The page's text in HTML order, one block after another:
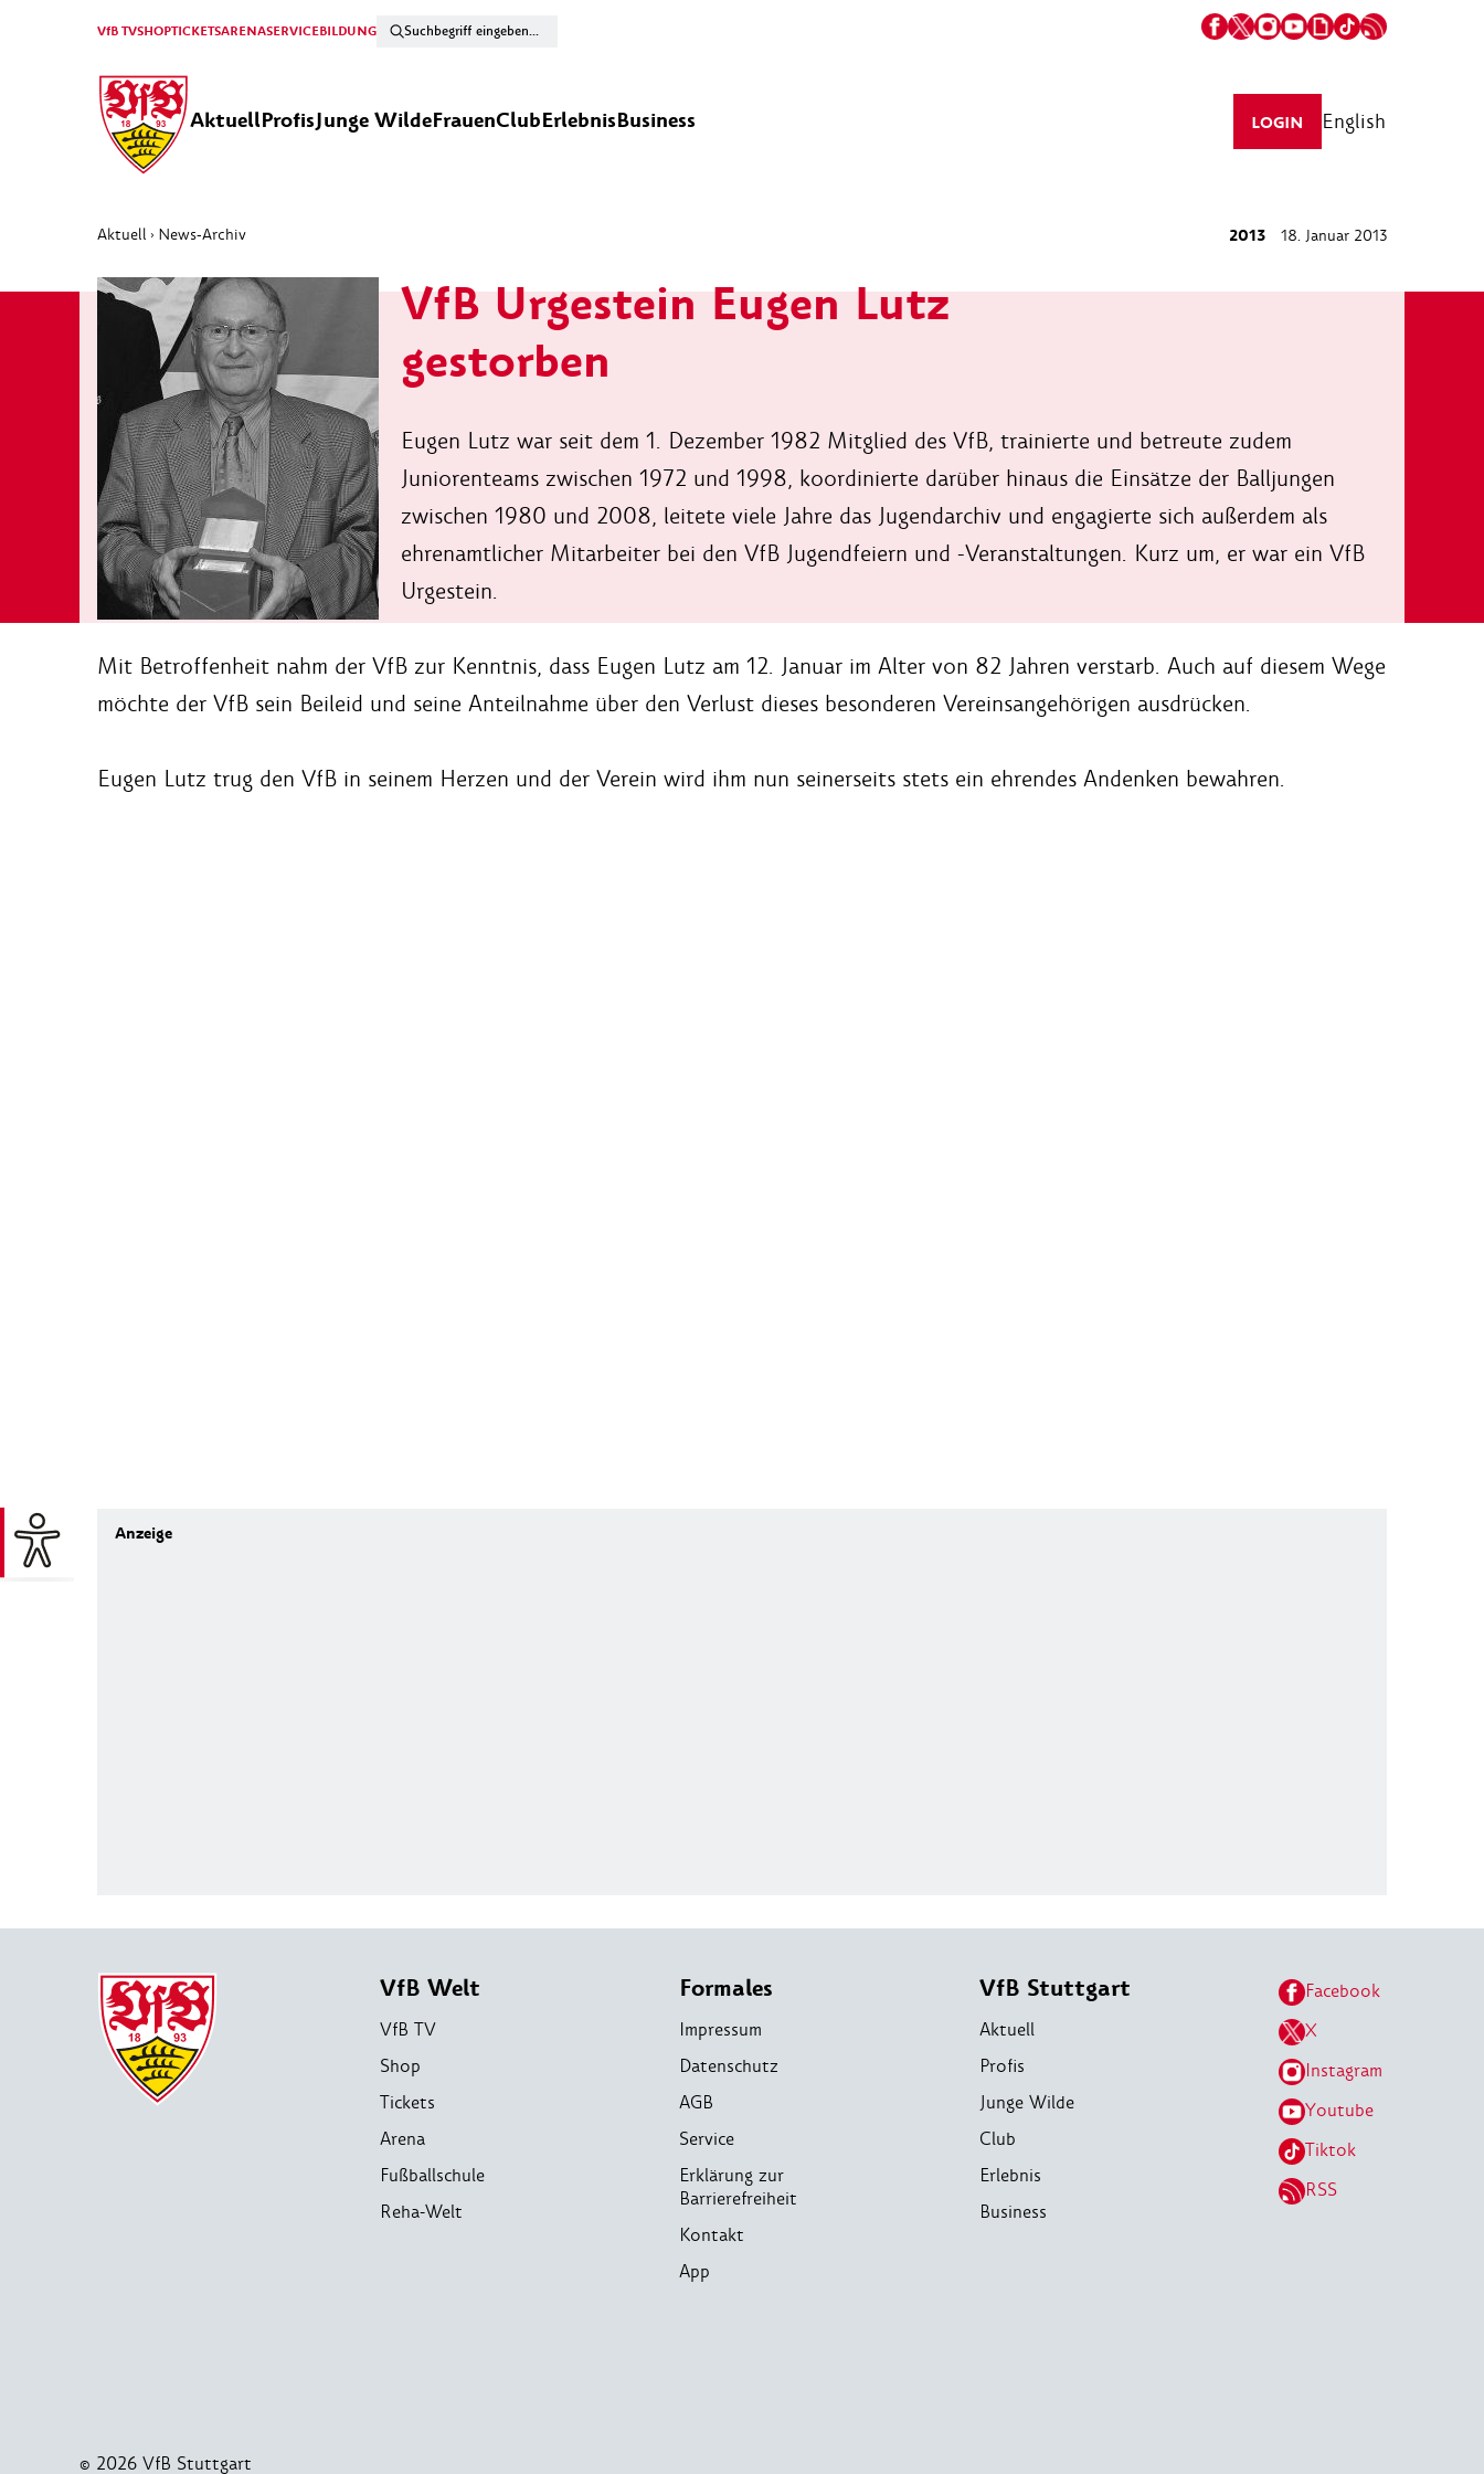
VfB TVSHOPTICKETSARENASERVICEBILDUNG
AktuellProfisJunge WildeFrauenClubErlebnisBusiness LOGIN English
Aktuell › News-Archiv 2013 18. Januar 2013
VfB Urgestein Eugen Lutz
gestorben
Eugen Lutz war seit dem 1. Dezember 1982 Mitglied des VfB, trainierte und betreute zudem
Juniorenteams zwischen 1972 und 1998, koordinierte darüber hinaus die Einsätze der Balljungen
zwischen 1980 und 2008, leitete viele Jahre das Jugendarchiv und engagierte sich außerdem als
ehrenamtlicher Mitarbeiter bei den VfB Jugendfeiern und -Veranstaltungen. Kurz um, er war ein VfB
Urgestein.
Mit Betroffenheit nahm der VfB zur Kenntnis, dass Eugen Lutz am 12. Januar im Alter von 82 Jahren verstarb. Auch auf diesem Wege
möchte der VfB sein Beileid und seine Anteilnahme über den Verlust dieses besonderen Vereinsangehörigen ausdrücken.
Eugen Lutz trug den VfB in seinem Herzen und der Verein wird ihm nun seinerseits stets ein ehrendes Andenken bewahren.
VfB Welt
VfB TV
Shop
Tickets
Arena
Fußballschule
Reha-Welt
Formales
Impressum
Datenschutz
AGB
Service
Erklärung zur
Barrierefreiheit
Kontakt
App
VfB Stuttgart
Aktuell
Profis
Junge Wilde
Club
Erlebnis
Business
Facebook
X
Instagram
Youtube
Tiktok
RSS
© 2026 VfB Stuttgart